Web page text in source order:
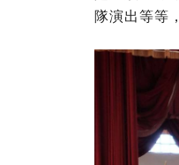
隊演出等等